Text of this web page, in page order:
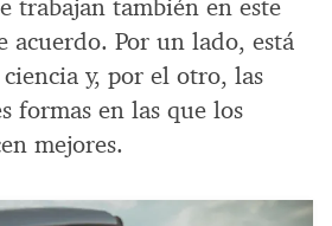
trabajan también en este
acuerdo. Por un lado, está
y, por el otro, las
formas en las que los
mejores.